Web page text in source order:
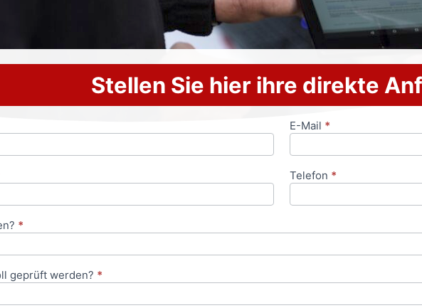
Stellen Sie hier ihre direkte
E-Mail *
Telefon *
*
geprüft werden? *